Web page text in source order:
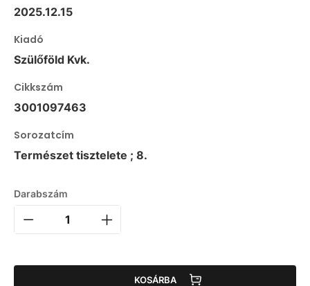
2025.12.15
Kiadó
Szülőföld Kvk.
Cikkszám
3001097463
Sorozatcím
Természet tisztelete ; 8.
Darabszám
KOSÁRBA